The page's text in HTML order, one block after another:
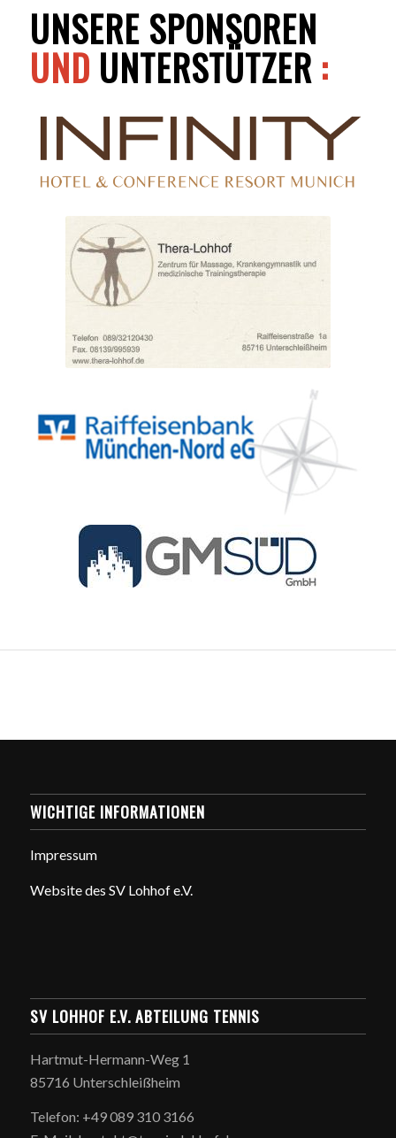
UNSERE SPONSOREN
UND UNTERSTÜTZER :
WICHTIGE INFORMATIONEN
Impressum
Website des SV Lohhof e.V.
SV LOHHOF E.V. ABTEILUNG TENNIS
Hartmut-Hermann-Weg 1
85716 Unterschleißheim
Telefon: +49 089 310 3166